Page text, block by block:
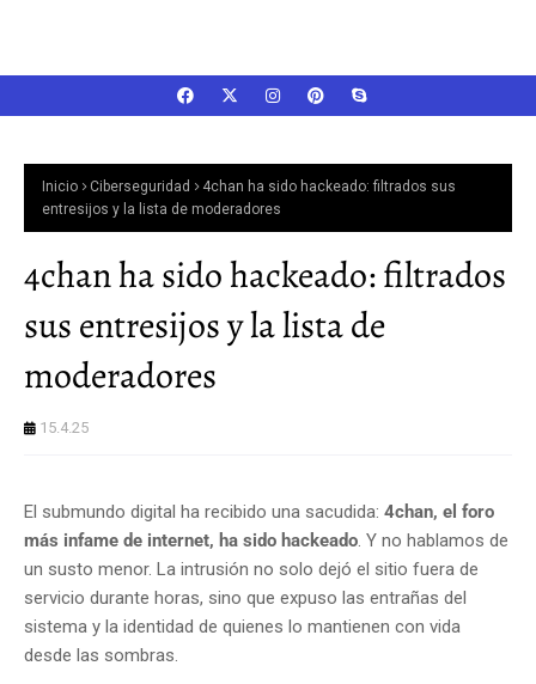
Inicio Ciberseguridad
4chan ha sido hackeado: filtrados sus
entresijos y la lista de moderadores
4chan ha sido hackeado: filtrados
sus entresijos y la lista de
moderadores
15.4.25
El submundo digital ha recibido una sacudida: 4chan, el foro
más infame de internet, ha sido hackeado. Y no hablamos de
un susto menor. La intrusión no solo dejó el sitio fuera de
servicio durante horas, sino que expuso las entrañas del
sistema y la identidad de quienes lo mantienen con vida
desde las sombras.